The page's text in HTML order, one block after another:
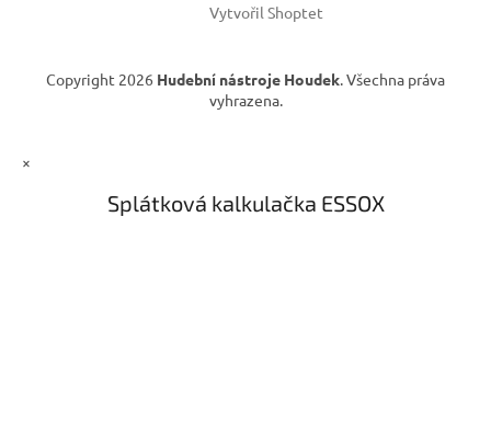
Vytvořil Shoptet
Copyright 2026 Hudební nástroje Houdek. Všechna práva
vyhrazena.
×
Splátková kalkulačka ESSOX